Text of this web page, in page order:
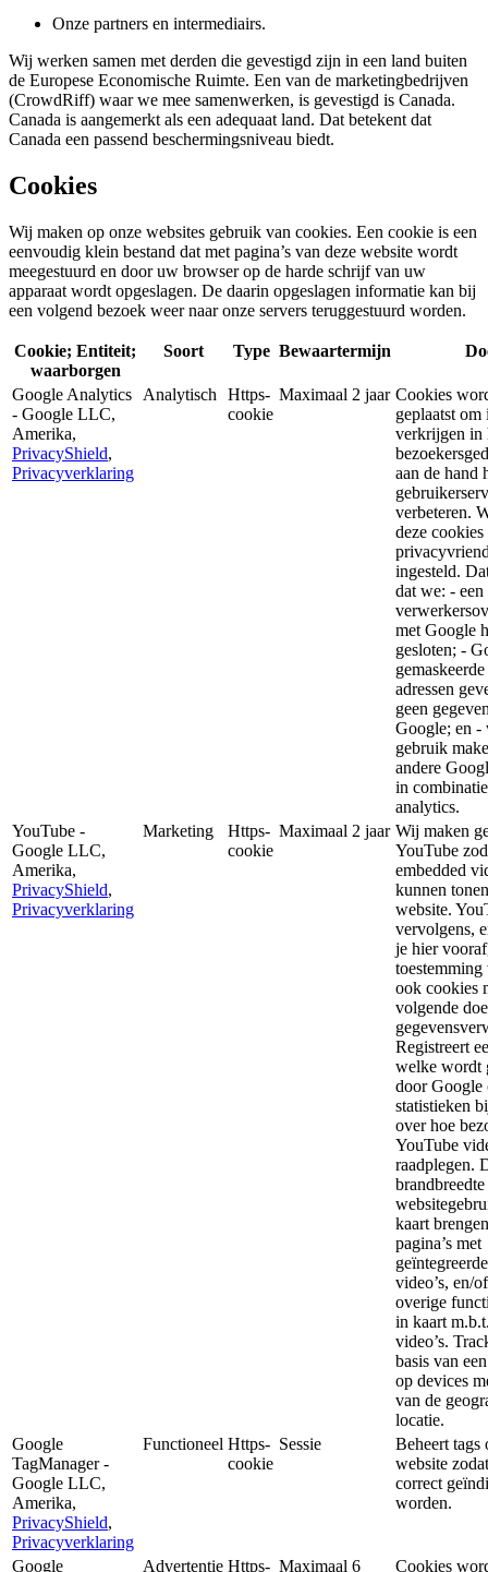
Onze partners en intermediairs.
Wij werken samen met derden die gevestigd zijn in een land buiten
de Europese Economische Ruimte. Een van de marketingbedrijven
(CrowdRiff) waar we mee samenwerken, is gevestigd is Canada.
Canada is aangemerkt als een adequaat land. Dat betekent dat
Canada een passend beschermingsniveau biedt.
Cookies
Wij maken op onze websites gebruik van cookies. Een cookie is een
eenvoudig klein bestand dat met pagina’s van deze website wordt
meegestuurd en door uw browser op de harde schrijf van uw
apparaat wordt opgeslagen. De daarin opgeslagen informatie kan bij
een volgend bezoek weer naar onze servers teruggestuurd worden.
Cookie; Entiteit;
waarborgen
Soort Type Bewaartermijn
Google Analytics
- Google LLC,
Amerika,
PrivacyShield,
Privacyverklaring
Analytisch
Https-
cookie
Maximaal 2 jaar Cookies
geplaatst om
verkrijgen in
aan de hand
verbeteren.
deze cookies
ingesteld.
dat we: - een
met Google
gesloten; -
adressen
geen
Google; en -
gebruik
andere
in
analytics.
YouTube -
Google LLC,
Amerika,
PrivacyShield,
Privacyverklaring
Marketing
Https-
cookie
Maximaal 2 jaar Wij maken
YouTube
embedded
kunnen
website.
vervolgens,
je hier
ook cookies
volgende
Registreert
welke wordt
door Google
statistieken
over hoe
YouTube
raadplegen.
kaart
pagina’s met
video’s, en/
overige
in kaart
video’s.
basis van
op devices
van de
locatie.
Google
TagManager -
Google LLC,
Amerika,
PrivacyShield,
Privacyverklaring
Functioneel Https-
cookie
Sessie
Beheert tags
website
correct
worden.
Google Advertentie Https- Maximaal 6 Cookies